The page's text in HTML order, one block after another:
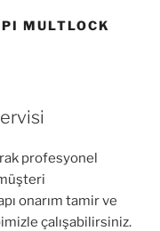
MULTLOCK
profesyonel
onarım tamir ve
çalışabilirsiniz.